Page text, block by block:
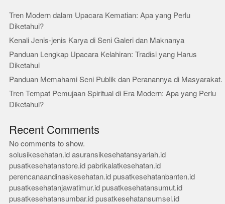
Tren Modern dalam Upacara Kematian: Apa yang Perlu
Diketahui?
Kenali Jenis-jenis Karya di Seni Galeri dan Maknanya
Panduan Lengkap Upacara Kelahiran: Tradisi yang Harus
Diketahui
Panduan Memahami Seni Publik dan Peranannya di Masyarakat.
Tren Tempat Pemujaan Spiritual di Era Modern: Apa yang Perlu
Diketahui?
Recent Comments
No comments to show.
solusikesehatan.id asuransikesehatansyariah.id
pusatkesehatanstore.id pabrikalatkesehatan.id
perencanaandinaskesehatan.id pusatkesehatanbanten.id
pusatkesehatanjawatimur.id pusatkesehatansumut.id
pusatkesehatansumbar.id pusatkesehatansumsel.id